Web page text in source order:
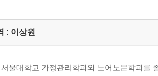
43 무례한 사람은 어디에나 있다
46 “그 말이 옳습니다”라는 마법의 표현
: 이상원
서울대학교 가정관리학과와 노어노문학과를